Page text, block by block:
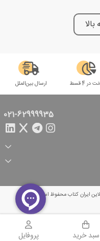
در 4 قسط ارسال بین‌الملل
021-62999935
ایران کتاب محفوظ است.
سبد خرید
سبد خرید پروفایل